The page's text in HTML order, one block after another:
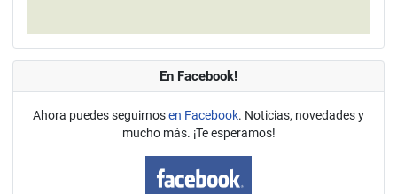
En Facebook!
Ahora puedes seguirnosen Facebook. Noticias, novedades y
mucho más. ¡Te esperamos!